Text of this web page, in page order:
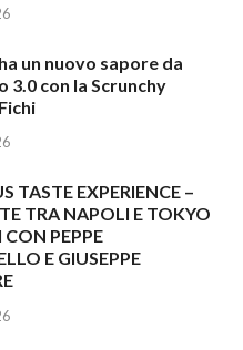
un nuovo sapore da
3.0 con la Scrunchy
TASTE EXPERIENCE –
TRA NAPOLI E TOKYO
PEPPE
E GIUSEPPE